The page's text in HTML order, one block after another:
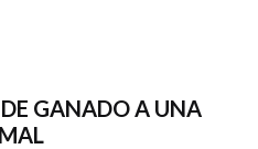
GANADO A UNA